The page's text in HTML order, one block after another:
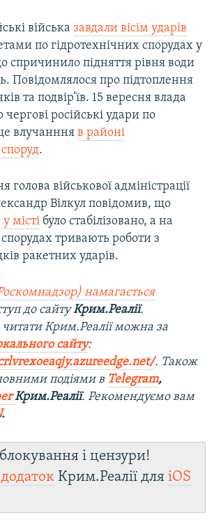
війська завдали вісім ударів
по гідротехнічних спорудах у
спричинило підняття рівня води
Повідомлялося про підтоплення
та подвір’їв. 15 вересня влада
російські удари по
влучанння в районі
.
голова військової адміністрації
Вілкул повідомив, що
місті було стабілізовано, а на
тривають роботи з
ракетних ударів.
намагається
до сайтуКрим.Реалії.
Крим.Реалії можна за
сайту:
. Також
подіями в Telegram,
Крим.Реалії. Рекомендуємо вам
.
і цензури!
додаток Крим.Реалії для iOS